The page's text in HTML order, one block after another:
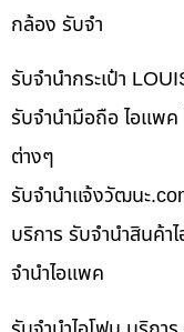
กล้อง รับจำ
รับจำนำกระเป๋า
รับจำนำมือถือ ไอแพ
ต่างๆ
รับจํานําแจ้งวัฒนะ
บริการ รับจำนำสินค้
จำนำไอแพค